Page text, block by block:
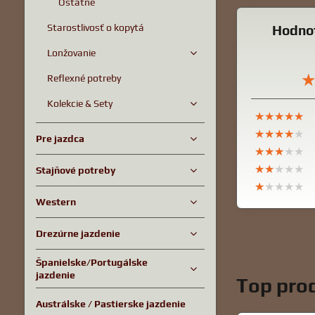
★★★★★
★★★★★
★★★★★
★★★★★
★★★★★
★★★★★
★★★★★
★★★★★
★★★★★
★★★★★
★★★★★
★★★★★
★★★★★
★★★★★
★★★★★
Top
Starostlivosť o kopytá
Lonžovanie
Reflexné potreby
Kolekcie & Sety
Pre jazdca
Stajňové potreby
Western
Drezúrne jazdenie
Španielske/Portugálske
jazdenie
Austrálske / Pastierske jazdenie